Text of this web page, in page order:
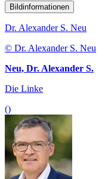
Bildinformationen
Dr. Alexander S. Neu
© Dr. Alexander S. Neu
Neu, Dr. Alexander S.
Die Linke
()